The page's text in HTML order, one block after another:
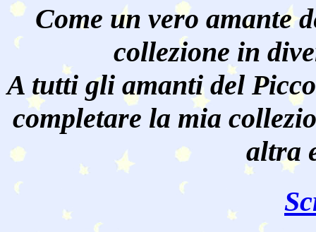
Come un vero amante
collezione in
A tutti gli amanti del
completare la mia
altra